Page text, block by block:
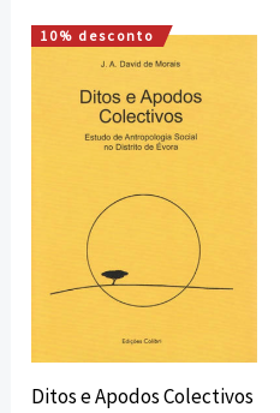
10% desconto
Ditos e Apodos Colectivos
O
preço
original
era:
14,70 €.
O
preço
atual
é:
13,23 €.